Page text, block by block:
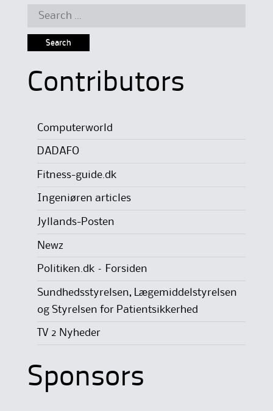
Search
Contributors
Computerworld
DADAFO
Fitness-guide.dk
Ingeniøren articles
Jyllands-Posten
Newz
Politiken.dk – Forsiden
Sundhedsstyrelsen, Lægemiddelstyrelsen
og Styrelsen for Patientsikkerhed
TV 2 Nyheder
Sponsors